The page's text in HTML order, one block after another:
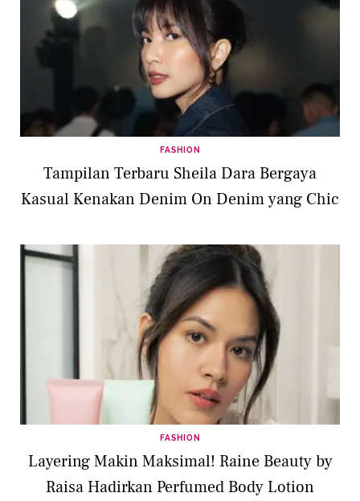
FASHION
Tampilan Terbaru Sheila Dara Bergaya
Kasual Kenakan Denim On Denim yang Chic
FASHION
Layering Makin Maksimal! Raine Beauty by
Raisa Hadirkan Perfumed Body Lotion